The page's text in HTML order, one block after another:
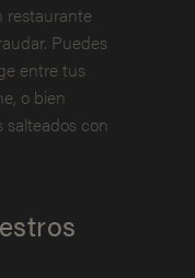
restaurante
Puedes
entre tus
o bien
salteados con